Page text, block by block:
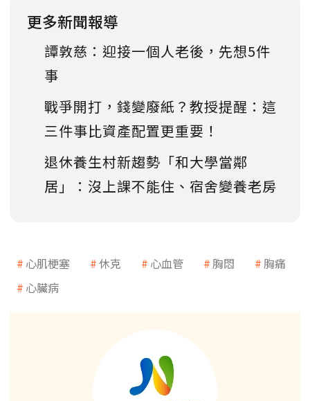
更多新聞報導
譚敦慈：迎接一個人老後，先想5件
事
戰爭開打，錢變廢紙？教授提醒：這
三件事比資產配置更重要！
退休養生村新趨勢「和大學當鄰
居」：沒上課不能住、宿舍變養老房
心肌梗塞 休克 心血管 胸悶
胸痛
心臟病